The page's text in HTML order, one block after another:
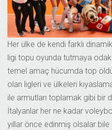
Her ülke de kendi farklı
ligi topu oyunda tutmaya
temel amaç hücumda top
olan ligleri ve ülkeleri
ile armutları toplamak gibi bir
İtalyanlar her ne kadar
yıllar önce edinmiş olsalar bile